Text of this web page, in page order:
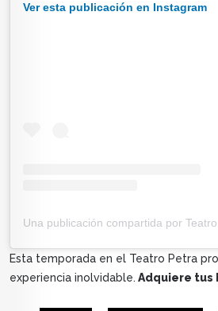
Ver esta publicación en Instagram
Esta temporada en el Teatro Petra
experiencia inolvidable. Adquiere tus